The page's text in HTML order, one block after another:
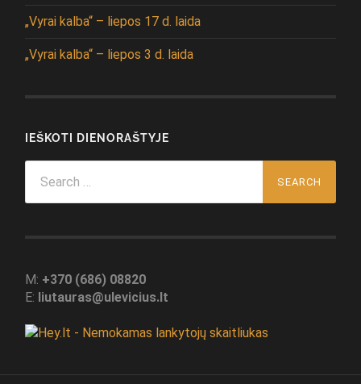
„Vyrai kalba“ – liepos 17 d. laida
„Vyrai kalba“ – liepos 3 d. laida
IEŠKOTI DIENORAŠTYJE
for:
M: +370 (686) 08820
E: liutauras@ulevicius.lt